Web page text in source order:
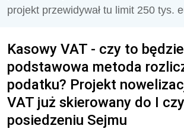
projekt przewidywał tu limit 250 tys.
Kasowy VAT - czy to będzie
podstawowa metoda
podatku? Projekt
VAT już skierowany do I
posiedzeniu Sejmu